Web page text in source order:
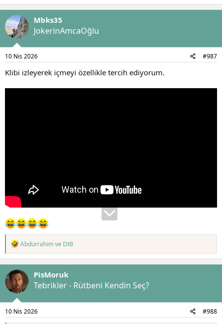
p
k
i
l
Mbks35
JokerinAmcaOğlu
10 Nis 2026 #987
Klibi izleyerek içmeyi özellikle tercih ediyorum.
T
p
k
i
l
e
Abdurrahimve DtB
PisMoruk
Tebrikler - Rütbeni Kendin Seç?
10 Nis 2026 #988